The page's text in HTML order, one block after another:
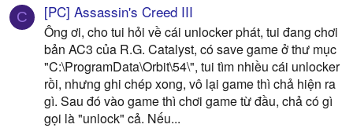
C [PC] Assassin's Creed III
Ông ơi, cho tui hỏi về cái unlocker phát, tui đang chơi
bản AC3 của R.G. Catalyst, có save game ở thư mục
"C:\ProgramData\Orbit\54\", tui tìm nhiều cái unlocker
rồi, nhưng ghi chép xong, vô lại game thì chả hiện ra
gì. Sau đó vào game thì chơi game từ đầu, chả có gì
gọi là "unlock" cả. Nếu...